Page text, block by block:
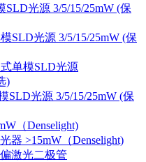
SLD光源 3/5/15/25mW (保
SLD光源 3/5/15/25mW (保
式单模SLD光源
)
SLD光源 3/5/15/25mW (保
（Denselight)
器 >15mW（Denselight)
激光二极管